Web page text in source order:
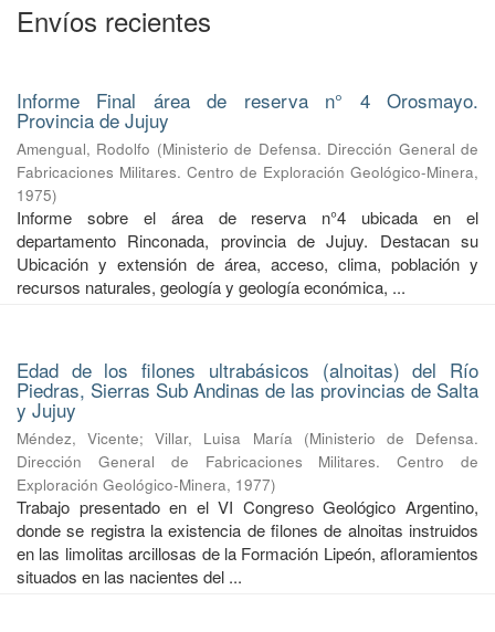
Envíos recientes
Informe Final área de reserva n° 4 Orosmayo.
Provincia de Jujuy
Amengual, Rodolfo (Ministerio de Defensa. Dirección General de
Fabricaciones Militares. Centro de Exploración Geológico-Minera,
1975)
Informe sobre el área de reserva n°4 ubicada en el
departamento Rinconada, provincia de Jujuy. Destacan su
Ubicación y extensión de área, acceso, clima, población y
recursos naturales, geología y geología económica, ...
Edad de los filones ultrabásicos (alnoitas) del Río
Piedras, Sierras Sub Andinas de las provincias de Salta
y Jujuy
Méndez, Vicente;Villar, Luisa María (Ministerio de Defensa.
Dirección General de Fabricaciones Militares. Centro de
Exploración Geológico-Minera, 1977)
Trabajo presentado en el VI Congreso Geológico Argentino,
donde se registra la existencia de filones de alnoitas instruidos
en las limolitas arcillosas de la Formación Lipeón, afloramientos
situados en las nacientes del ...